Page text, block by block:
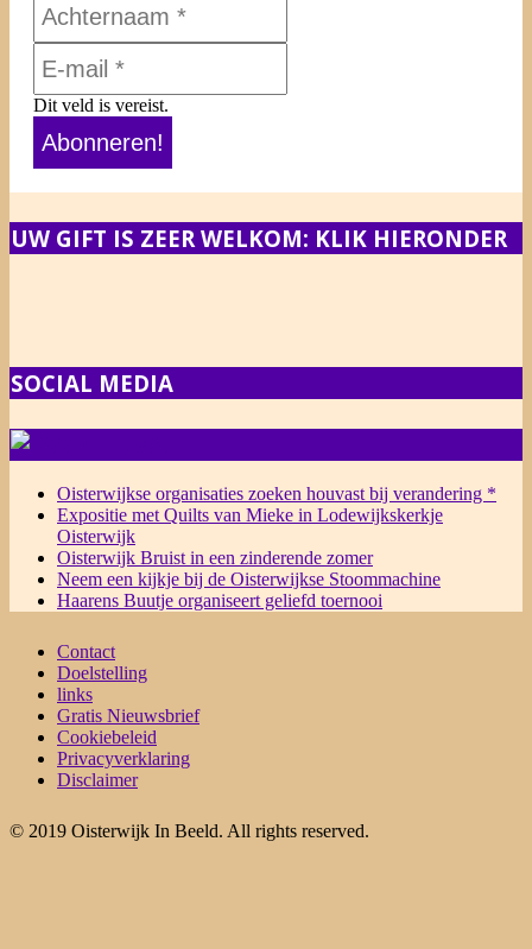
Dit veld is vereist.
UW GIFT IS ZEER WELKOM: KLIK HIERONDER
SOCIAL MEDIA
Oisterwijkse organisaties zoeken houvast bij verandering *
Expositie met Quilts van Mieke in Lodewijkskerkje
Oisterwijk
Oisterwijk Bruist in een zinderende zomer
Neem een kijkje bij de Oisterwijkse Stoommachine
Haarens Buutje organiseert geliefd toernooi
Contact
Doelstelling
links
Gratis Nieuwsbrief
Cookiebeleid
Privacyverklaring
Disclaimer
© 2019 Oisterwijk In Beeld. All rights reserved.